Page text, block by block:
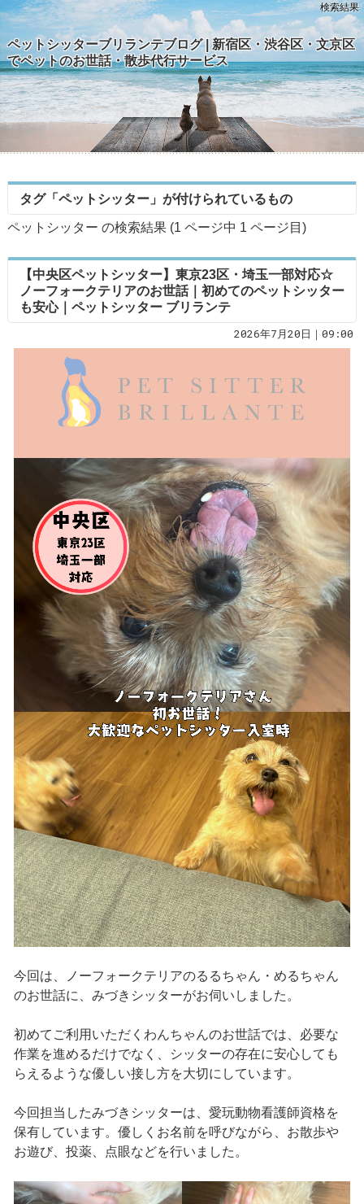
検索結果
ペットシッターブリランテブログ | 新宿区・渋谷区・文京区
でペットのお世話・散歩代行サービス
タグ「ペットシッター」が付けられているもの
ペットシッター の検索結果 (1 ページ中 1 ページ目)
【中央区ペットシッター】東京23区・埼玉一部対応☆
ノーフォークテリアのお世話｜初めてのペットシッター
も安心｜ペットシッター ブリランテ
2026年7月20日｜09:00
今回は、ノーフォークテリアのるるちゃん・めるちゃん
のお世話に、みづきシッターがお伺いしました。
初めてご利用いただくわんちゃんのお世話では、必要な
作業を進めるだけでなく、シッターの存在に安心しても
らえるような優しい接し方を大切にしています。
今回担当したみづきシッターは、愛玩動物看護師資格を
保有しています。優しくお名前を呼びながら、お散歩や
お遊び、投薬、点眼などを行いました。